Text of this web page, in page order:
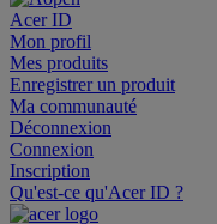
Acer ID
Mon profil
Mes produits
Enregistrer un produit
Ma communauté
Déconnexion
Connexion
Inscription
Qu'est-ce qu'Acer ID ?